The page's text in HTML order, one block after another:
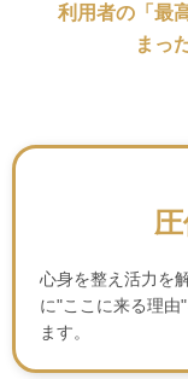
利用者の「最
まっ
心身を整え活力を
に"ここに来る理由
ます。